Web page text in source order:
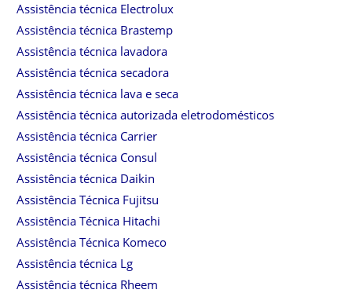
Assistência técnica Electrolux
Assistência técnica Brastemp
Assistência técnica lavadora
Assistência técnica secadora
Assistência técnica lava e seca
Assistência técnica autorizada eletrodomésticos
Assistência técnica Carrier
Assistência técnica Consul
Assistência técnica Daikin
Assistência Técnica Fujitsu
Assistência Técnica Hitachi
Assistência Técnica Komeco
Assistência técnica Lg
Assistência técnica Rheem